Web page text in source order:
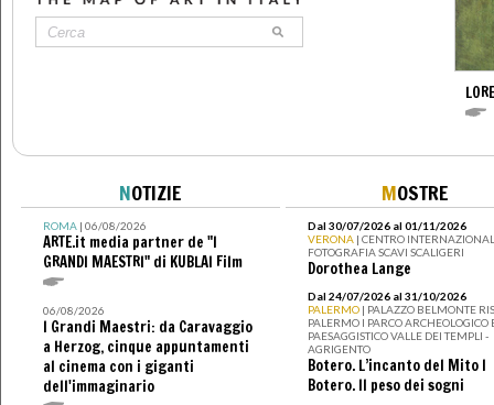
NOTIZIE
ROMA| 06/08/2026
ARTE.it media partner de "I
GRANDI MAESTRI" di KUBLAI Film
06/08/2026
I Grandi Maestri: da Caravaggio
a Herzog, cinque appuntamenti
al cinema con i giganti
dell'immaginario
MOSTRE
Dal 30/07/2026 al 01/11/2026
VERONA | CENTRO
FOTOGRAFIA SCAVI SCALIGERI
Dorothea Lange
Dal 24/07/2026 al 31/10/2026
PALERMO | PALAZZO BELMONTE
PALERMO I PARCO ARCHEOLOGICO
PAESAGGISTICO VALLE DEI TEMPLI -
AGRIGENTO
Botero. L’incanto del Mito I
Botero. Il peso dei sogni